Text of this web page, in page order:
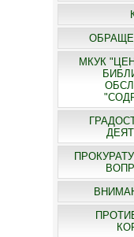
МКУК